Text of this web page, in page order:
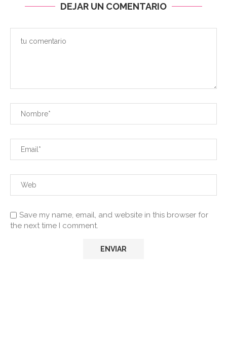
DEJAR UN COMENTARIO
Save my name, email, and website in this browser for
the next time I comment.